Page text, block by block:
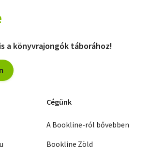
a könyvrajongók táborához!
Cégünk
A Bookline-ról bővebben
Bookline Zöld